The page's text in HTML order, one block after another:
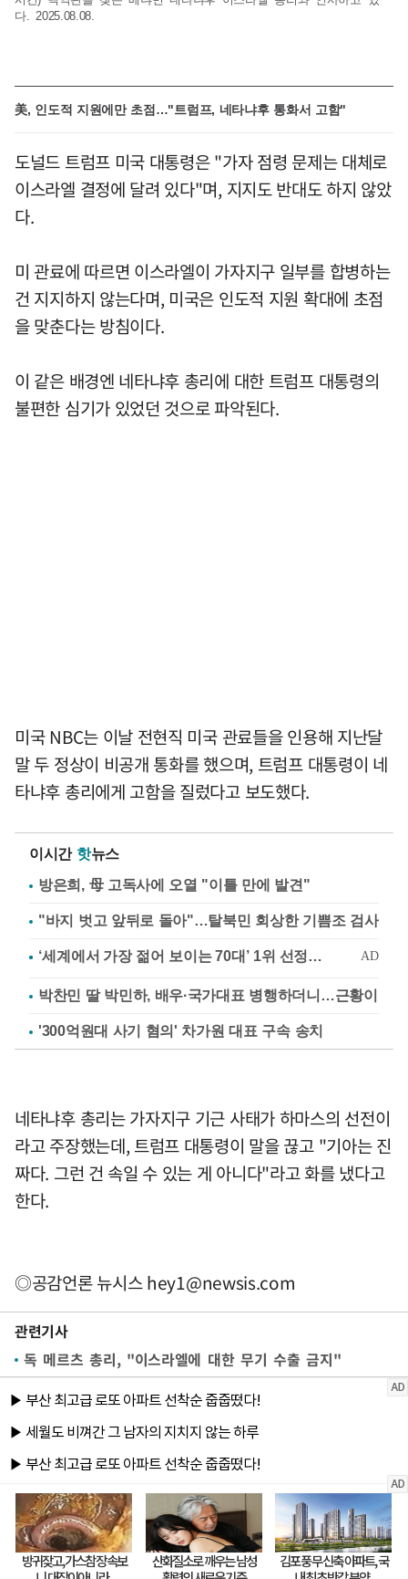
다. 2025.08.08.
美, 인도적 지원에만 초점…"트럼프, 네타냐후 통화서 고함"
도널드 트럼프 미국 대통령은 "가자 점령 문제는 대체로
이스라엘 결정에 달려 있다"며, 지지도 반대도 하지 않았
다.
미 관료에 따르면 이스라엘이 가자지구 일부를 합병하는
건 지지하지 않는다며, 미국은 인도적 지원 확대에 초점
을 맞춘다는 방침이다.
이 같은 배경엔 네타냐후 총리에 대한 트럼프 대통령의
불편한 심기가 있었던 것으로 파악된다.
미국 NBC는 이날 전현직 미국 관료들을 인용해 지난달
말 두 정상이 비공개 통화를 했으며, 트럼프 대통령이 네
타냐후 총리에게 고함을 질렀다고 보도했다.
이시간 핫뉴스
방은희, 母 고독사에 오열 "이틀 만에 발견"
"바지 벗고 앞뒤로 돌아"…탈북민 회상한 기쁨조 검사
박찬민 딸 박민하, 배우·국가대표 병행하더니…근황이
'300억원대 사기 혐의' 차가원 대표 구속 송치
네타냐후 총리는 가자지구 기근 사태가 하마스의 선전이
라고 주장했는데, 트럼프 대통령이 말을 끊고 "기아는 진
짜다. 그런 건 속일 수 있는 게 아니다"라고 화를 냈다고
한다.
◎공감언론 뉴시스hey1@newsis.com
관련기사
독 메르츠 총리, "이스라엘에 대한 무기 수출 금지"